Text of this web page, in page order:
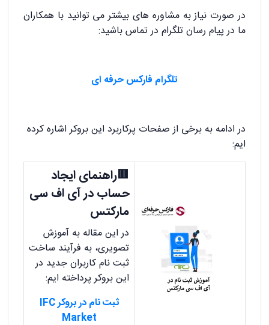
در صورت نیاز به مشاوره های بیشتر می توانید با همکاران
ما در پیام رسان تلگرام در تماس باشید:
تلگرام فارکس حرفه ای
در ادامه به برخی از صفحات پرکاربرد این بروکر اشاره کرده
ایم:
🟥راهنمای ایجاد
حساب در آی اف سی
مارکتس
در این مقاله به آموزش
تصویری، به فرآیند ساخت
ثبت نام کاربران جدید در
این بروکر پرداخته ایم:
ثبت نام در بروکر IFC
Market